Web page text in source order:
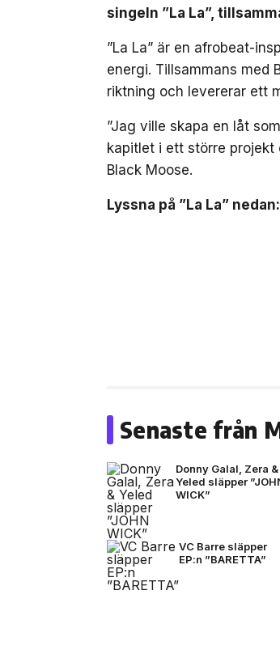
singeln ”La La”,
”La La” är en afrobeat-
energi. Tillsammans med
riktning och levererar ett
”Jag ville skapa en låt
kapitlet i ett större
Black Moose.
Lyssna på ”La La” nedan:
Senaste från
Donny Galal, Zera &
Yeled släpper
WICK”
VC Barre släpper
EP:n ”BARETTA”